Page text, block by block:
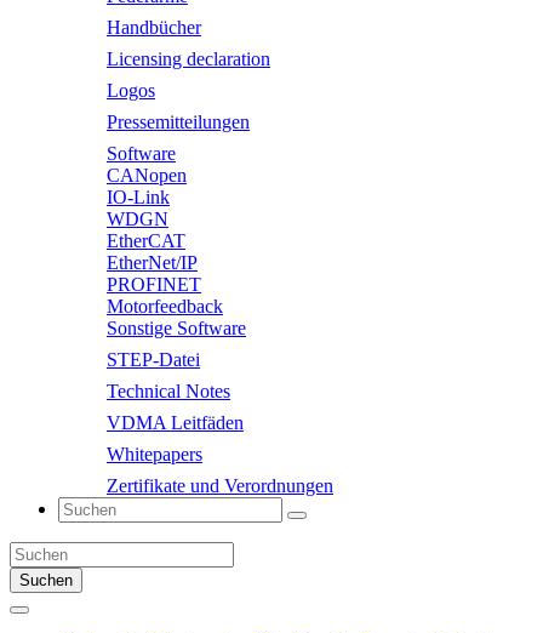
Handbücher
Licensing declaration
Logos
Pressemitteilungen
Software
CANopen
IO-Link
WDGN
EtherCAT
EtherNet/IP
PROFINET
Motorfeedback
Sonstige Software
STEP-Datei
Technical Notes
VDMA Leitfäden
Whitepapers
Zertifikate und Verordnungen
Suchen